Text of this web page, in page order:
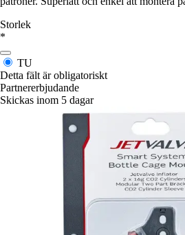
Storlek
*
TU
Detta fält är obligatoriskt
Partnererbjudande
Skickas inom 5 dagar